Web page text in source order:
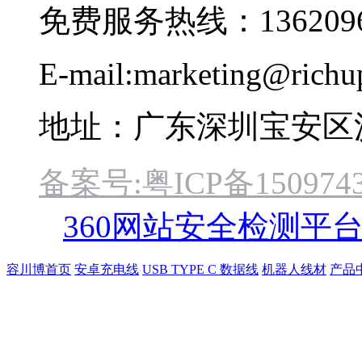
免费服务热线：
E-
地址：广东深圳宝安
备案号:粤ICP备
360网站安全检测平
容川博首页 安卓充电线 USB TYPE C 数据线 机器人线材 产品